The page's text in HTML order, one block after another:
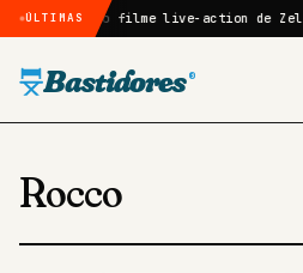
ÚLTIMAS no filme live-action de Zelda
Bastidores ®
Rocco